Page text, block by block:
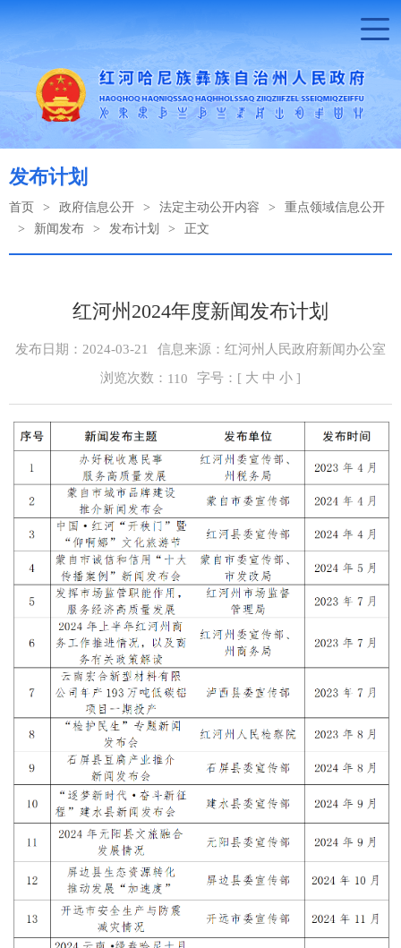
发布计划
首页 > 政府信息公开 > 法定主动公开内容 >
重点领域信息公开
>
新闻发布 > 发布计划 > 正文
红河州2024年度新闻发布计划
发布日期：2024-03-21
信息来源：红河州人民政府新闻办公室
浏览次数： 110 字号：[ 大 中 小 ]